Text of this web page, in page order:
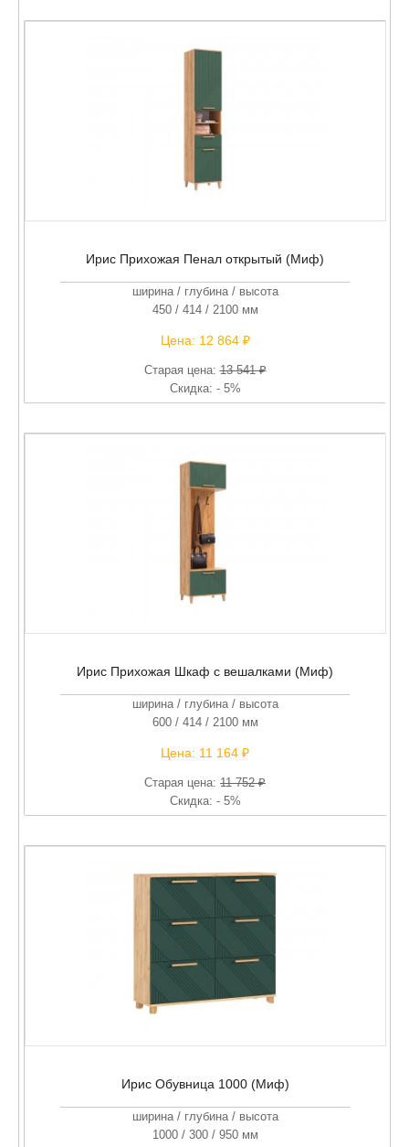
Ирис Прихожая Пенал открытый (Миф)
ширина / глубина / высота
450 / 414 / 2100 мм
Цена: 12 864 ₽
Старая цена:13 541 ₽
Скидка: - 5%
Ирис Прихожая Шкаф с вешалками (Миф)
ширина / глубина / высота
600 / 414 / 2100 мм
Цена: 11 164 ₽
Старая цена: 11 752 ₽
Скидка: - 5%
Ирис Обувница 1000 (Миф)
ширина / глубина / высота
1000 / 300 / 950 мм